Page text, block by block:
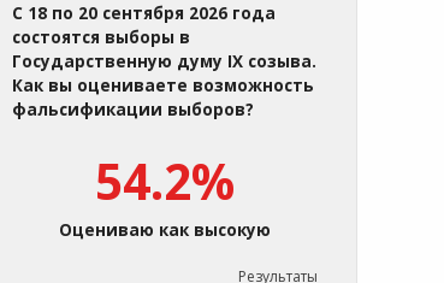
С 18 по 20 сентября 2026 года
состоятся выборы в
Государственную думу IX созыва.
Как вы оцениваете возможность
фальсификации выборов?
54.2%
Оцениваю как высокую
Результаты